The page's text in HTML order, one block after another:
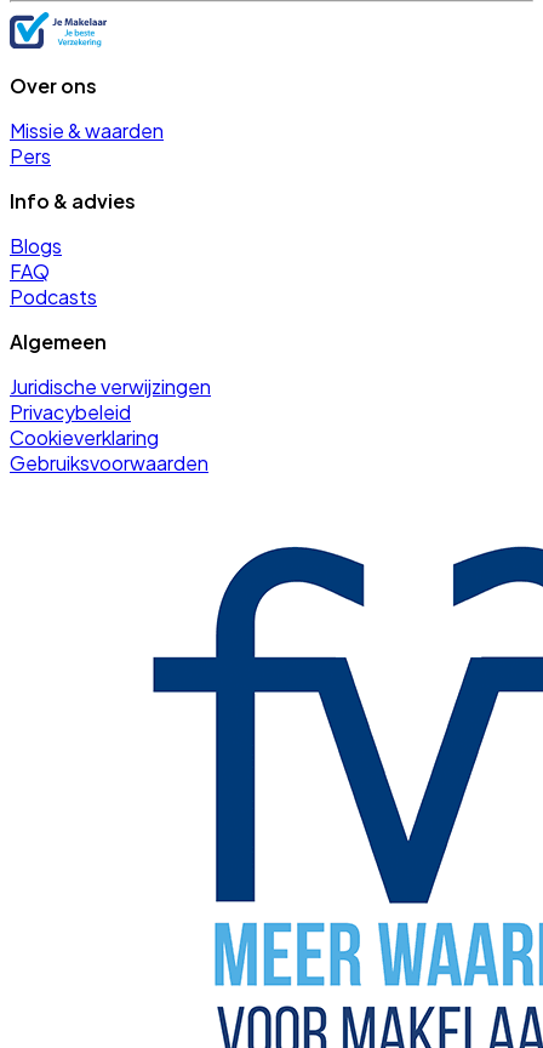
Over ons
Missie & waarden
Pers
Info & advies
Blogs
FAQ
Podcasts
Algemeen
Juridische verwijzingen
Privacybeleid
Cookieverklaring
Gebruiksvoorwaarden